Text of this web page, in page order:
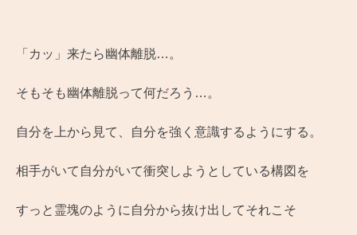
「カッ」来たら幽体離脱…。
そもそも幽体離脱って何だろう…。
自分を上から見て、自分を強く意識するようにする。
相手がいて自分がいて衝突しようとしている構図を
すっと霊塊のように自分から抜け出してそれこそ